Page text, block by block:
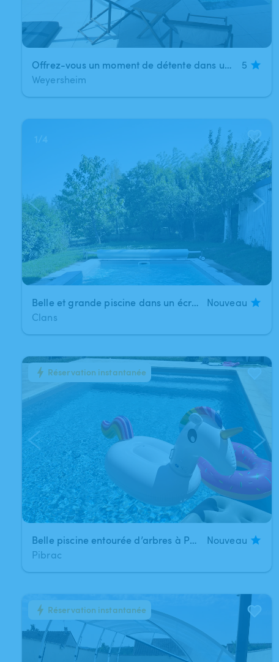
Offrez-vous un moment de détente dans un cadre privé et verdoyant !
5
Weyersheim
1/4
Belle et grande piscine dans un écrin de verdure
Nouveau
Clans
1/7
Belle piscine entourée d’arbres à Pibrac
Nouveau
Pibrac
Réservation instantanée
1/3 Réservation instantanée